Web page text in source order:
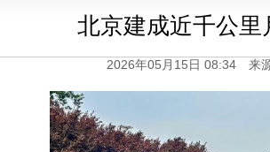
北京建成近千公里
2026年05月15日 08:34 来